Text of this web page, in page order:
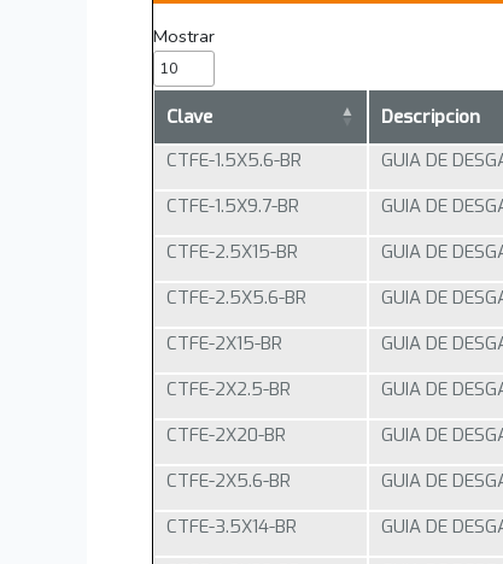
Mostrar
Clave Descripcion
CTFE-1.5X5.6-BR
GUIA DE
CTFE-1.5X9.7-BR GUIA DE
CTFE-2.5X15-BR GUIA DE
CTFE-2.5X5.6-BR GUIA DE
CTFE-2X15-BR GUIA DE
CTFE-2X2.5-BR GUIA DE
CTFE-2X20-BR GUIA DE
CTFE-2X5.6-BR GUIA DE
CTFE-3.5X14-BR GUIA DE